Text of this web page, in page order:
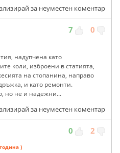
за неуместен коментар
7 0
надупчена като
коли, изброени в статията,
на стопанина, направо
и като ремонти.
но не и надежни...
за неуместен коментар
0 2
)